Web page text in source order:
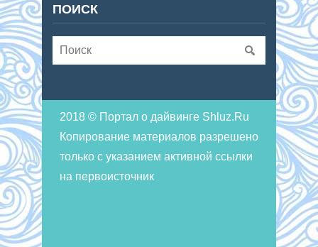
ПОИСК
2018 © Портал о дайвинге Shluz.Ru
Копирование материалов разрешено
только с указанием активной ссылки
на первоисточник